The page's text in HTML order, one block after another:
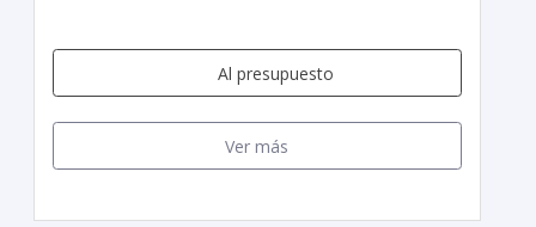
Al presupuesto
Ver más